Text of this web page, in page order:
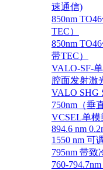
速通信)
850nm
TEC）
850nm
带TEC）
VALO-SF-
腔面发射激
VALO SHG
750nm（垂
VCSEL单
894.6 nm
1550 nm 可
795nm 带
760-